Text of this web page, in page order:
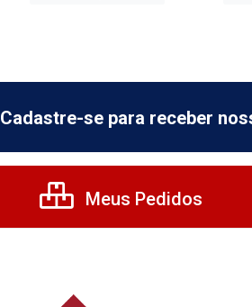
Cadastre-se para receber
Meus Pedidos